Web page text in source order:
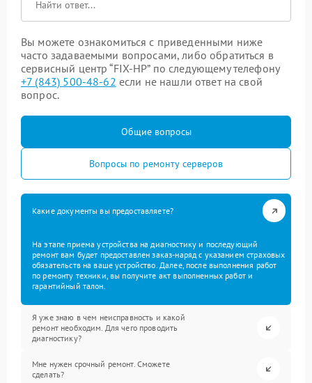
Вы можете ознакомиться с приведенными ниже
часто задаваемыми вопросами, либо обратиться в
сервисный центр “FIX-HP” по следующему телефону
+7 (843) 500-48-62 если не нашли ответ на свой
вопрос.
Общие вопросы
Вопросы по ремонту серверов
Какие документы вы предоставляете?
На этапе приема устройства на диагностику и последующий
ремонт вам будет предоставлен заказ-наряд с указанием страховых
обязательств на ваше устройство. Далее, после выполнения работ
по ремонту техники, вы получите акт выполненных работ и
гарантийный талон.
Я уже знаю в чем неисправность и какой
ремонт необходим. Для чего проводить
диагностику?
Мне нужен срочный ремонт. Сможете
сделать?